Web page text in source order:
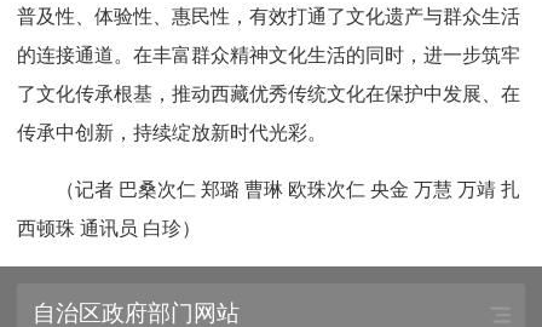
普及性、体验性、惠民性，有效打通了文化遗产与群众生活
的连接通道。在丰富群众精神文化生活的同时，进一步筑牢
了文化传承根基，推动西藏优秀传统文化在保护中发展、在
传承中创新，持续绽放新时代光彩。
（记者 巴桑次仁 郑璐 曹琳 欧珠次仁 央金 万慧 万靖 扎
西顿珠 通讯员 白珍）
自治区政府部门网站